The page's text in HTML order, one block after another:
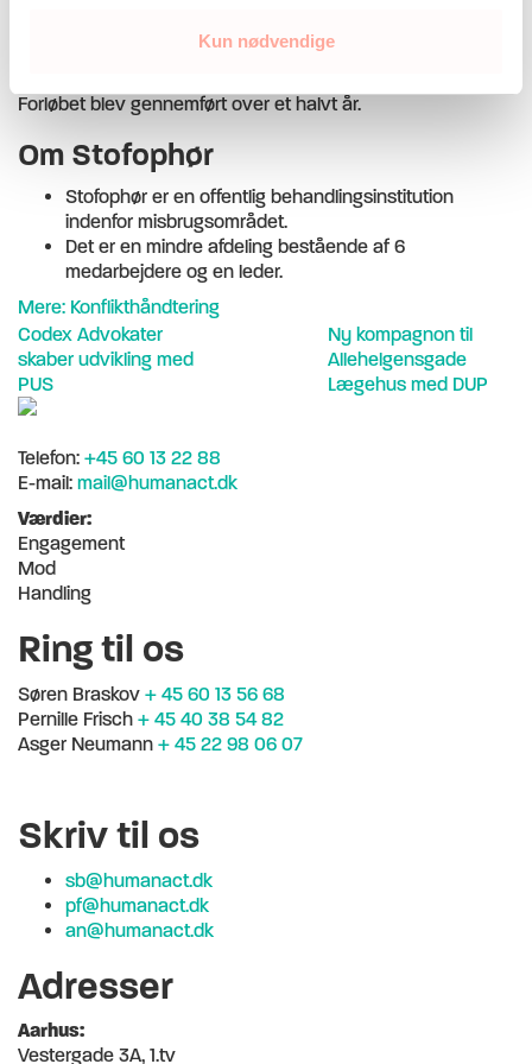
Kun nødvendige
konflikterne var særlig udtalte. Lederen deltog.
Forløbet blev gennemført over et halvt år.
Om Stofophør
Stofophør er en offentlig behandlingsinstitution
indenfor misbrugsområdet.
Det er en mindre afdeling bestående af 6
medarbejdere og en leder.
Mere: Konflikthåndtering
Codex Advokater
skaber udvikling med
PUS
Ny kompagnon til
Allehelgensgade
Lægehus med DUP
Telefon: +45 60 13 22 88
E-mail: mail@humanact.dk
Værdier:
Engagement
Mod
Handling
Ring til os
Søren Braskov + 45 60 13 56 68
Pernille Frisch + 45 40 38 54 82
Asger Neumann + 45 22 98 06 07
Skriv til os
sb@humanact.dk
pf@humanact.dk
an@humanact.dk
Adresser
Aarhus:
Vestergade 3A, 1.tv